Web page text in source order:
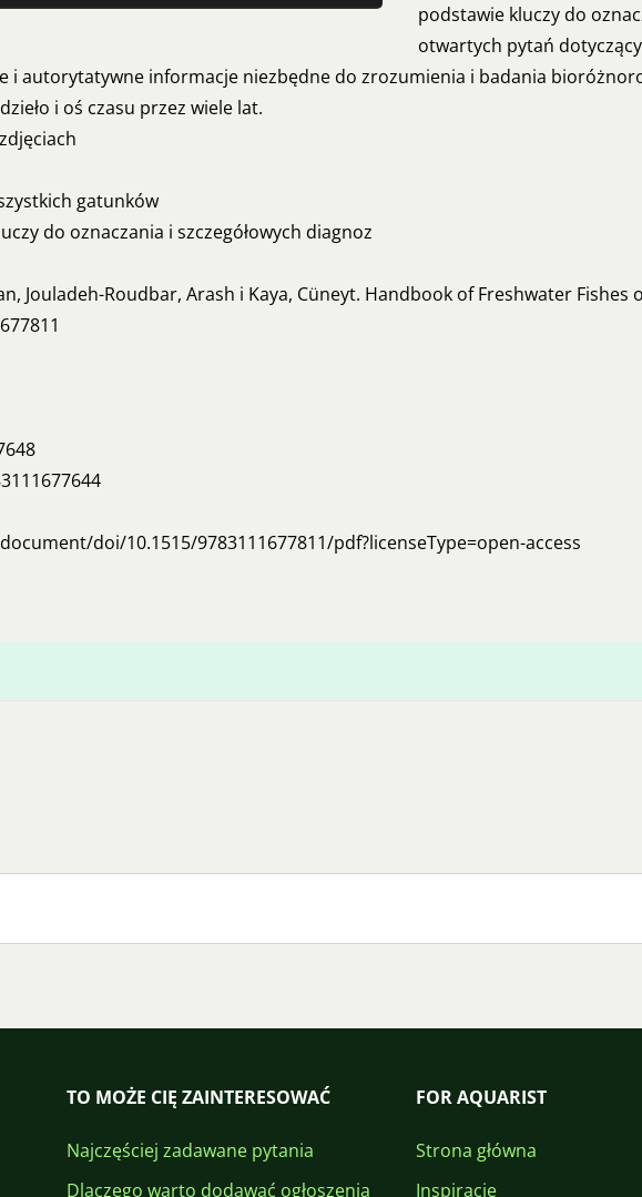
podstawie kluczy do
otwartych pytań
i autorytatywne informacje niezbędne do zrozumienia i badania
i oś czasu przez wiele lat.
gatunków
do oznaczania i szczegółowych diagnoz
Jouladeh-Roudbar, Arash i Kaya, Cüneyt. Handbook of Freshwater Fishes
doi/10.1515/9783111677811/pdf?licenseType=open-access
TO MOŻE CIĘ ZAINTERESOWAĆ
Najczęściej zadawane pytania
Dlaczego warto dodawać ogłoszenia
FOR AQUARIST
Strona główna
Inspiracje